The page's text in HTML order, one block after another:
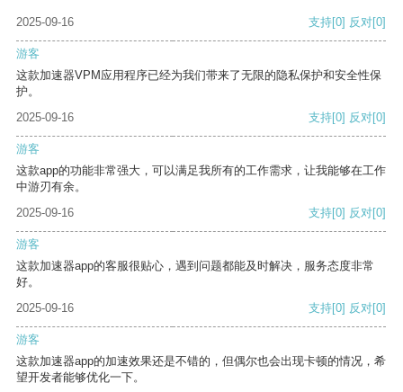
2025-09-16 支持[0] 反对[0]
游客
这款加速器VPM应用程序已经为我们带来了无限的隐私保护和安全性保
护。
2025-09-16
支持[0] 反对[0]
游客
这款app的功能非常强大，可以满足我所有的工作需求，让我能够在工作
中游刃有余。
2025-09-16
支持[0] 反对[0]
游客
这款加速器app的客服很贴心，遇到问题都能及时解决，服务态度非常
好。
2025-09-16
支持[0] 反对[0]
游客
这款加速器app的加速效果还是不错的，但偶尔也会出现卡顿的情况，希
望开发者能够优化一下。